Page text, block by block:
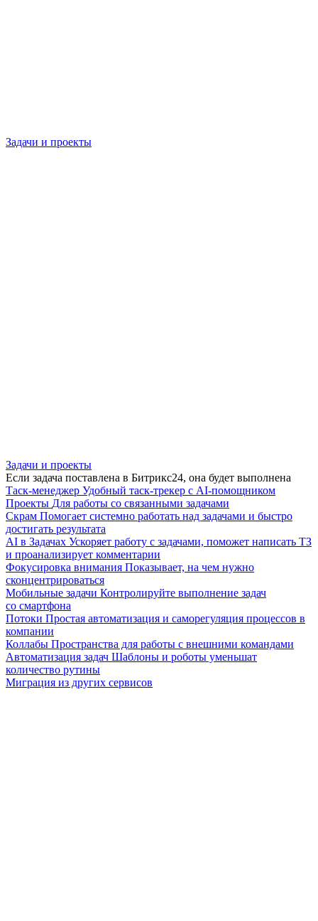
Задачи и проекты
Задачи и проекты
Если задача поставлена в Битрикс24, она будет выполнена
Таск-менеджер Удобный таск-трекер с AI-помощником
Проекты Для работы со связанными задачами
Скрам Помогает системно работать над задачами и быстро
достигать результата
AI в Задачах Ускоряет работу с задачами, поможет написать ТЗ
и проанализирует комментарии
Фокусировка внимания Показывает, на чем нужно
сконцентрироваться
Мобильные задачи Контролируйте выполнение задач
со смартфона
Потоки Простая автоматизация и саморегуляция процессов в
компании
Коллабы Пространства для работы с внешними командами
Автоматизация задач Шаблоны и роботы уменьшат
количество рутины
Миграция из других сервисов